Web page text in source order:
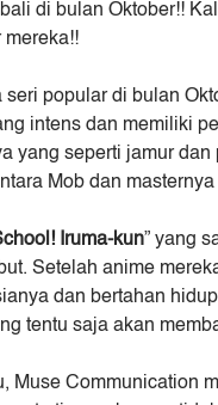
di bulan Oktober!!
mereka!!
popular di bulan
intens dan memiliki
yang seperti jamur
Mob dan masternya
Iruma-kun” yang
Setelah anime
dan bertahan
tentu saja akan
Muse Communication